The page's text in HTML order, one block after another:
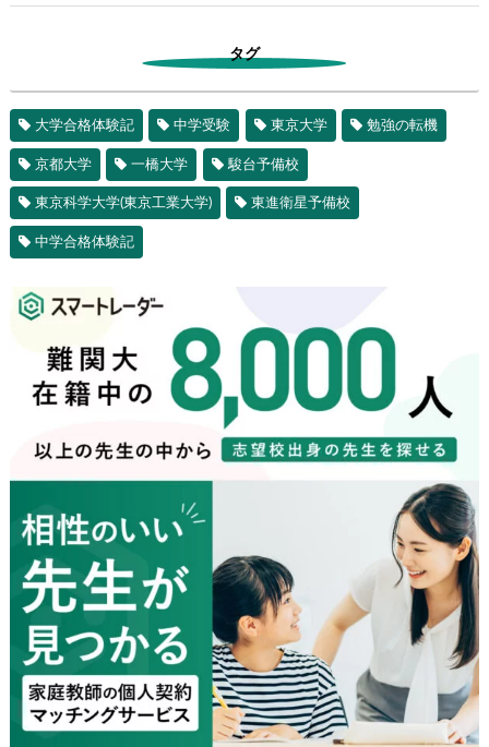
タグ
大学合格体験記 中学受験 東京大学 勉強の転機
京都大学 一橋大学 駿台予備校
東京科学大学(東京工業大学) 東進衛星予備校
中学合格体験記